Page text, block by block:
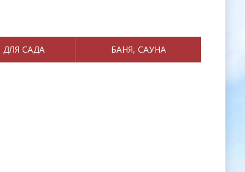
ДЛЯ САДА БАНЯ, САУНА